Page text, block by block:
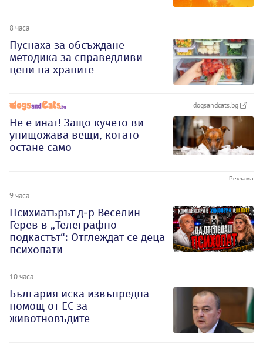
8 часа
Пуснаха за обсъждане
методика за справедливи
цени на храните
dogsandcats.bg
Не е инат! Защо кучето ви
унищожава вещи, когато
остане само
9 часа
Психиатърът д-р Веселин
Герев в „Телеграфно
подкастът“: Отглеждат се деца
психопати
10 часа
България иска извънредна
помощ от ЕС за
животновъдите